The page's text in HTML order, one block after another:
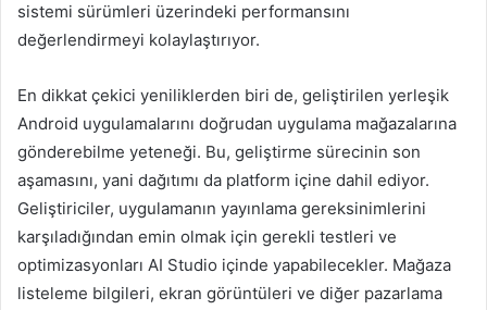
sistemi sürümleri üzerindeki performansını
değerlendirmeyi kolaylaştırıyor.
En dikkat çekici yeniliklerden biri de, geliştirilen yerleşik
Android uygulamalarını doğrudan uygulama mağazalarına
gönderebilme yeteneği. Bu, geliştirme sürecinin son
aşamasını, yani dağıtımı da platform içine dahil ediyor.
Geliştiriciler, uygulamanın yayınlama gereksinimlerini
karşıladığından emin olmak için gerekli testleri ve
optimizasyonları AI Studio içinde yapabilecekler. Mağaza
listeleme bilgileri, ekran görüntüleri ve diğer pazarlama